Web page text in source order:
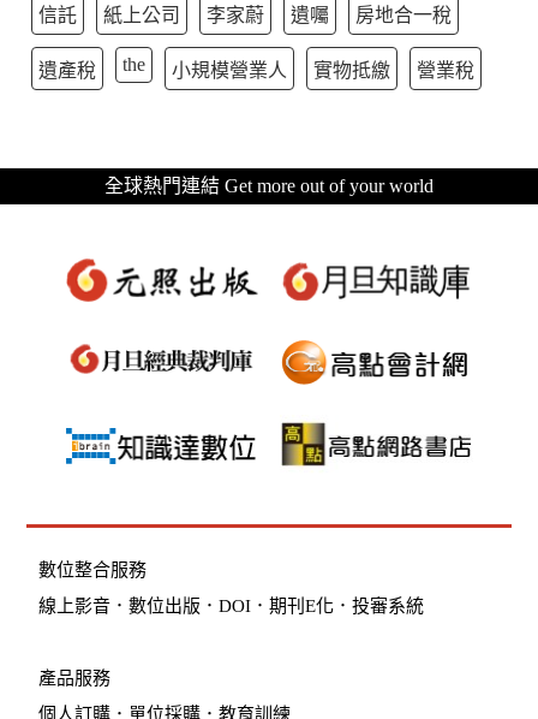
信託 紙上公司 李家蔚 遺囑 房地合一稅
遺產稅 the 小規模營業人 實物抵繳 營業稅
全球熱門連結 Get more out of your world
數位整合服務
線上影音 ．數位出版 ．DOI ．期刊E化 ．投審系統
產品服務
個人訂購 ． 單位採購 ．教育訓練